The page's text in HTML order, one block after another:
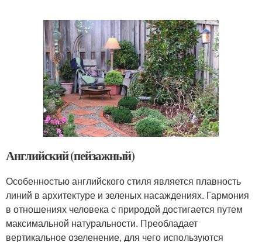
Английский (пейзажный)
Особенностью английского стиля является плавность
линий в архитектуре и зеленых насаждениях. Гармония
в отношениях человека с природой достигается путем
максимальной натуральности. Преобладает
вертикальное озеленение, для чего используются